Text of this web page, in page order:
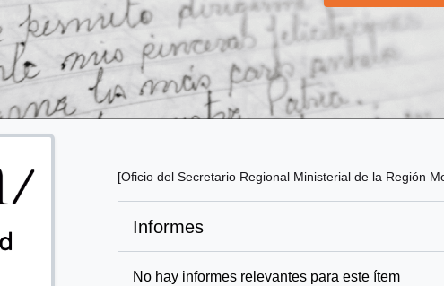
[Oficio del Secretario Regional Ministerial de la Región
Informes
No hay informes relevantes para este ítem